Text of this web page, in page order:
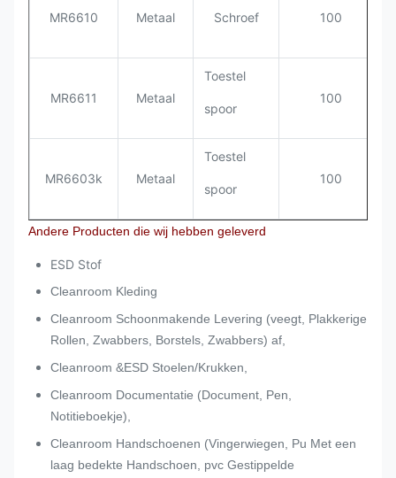
MR6610 Metaal Schroef 100
MR6611 Metaal
Toestel
spoor
100
MR6603k Metaal
Toestel
spoor
100
Andere Producten die wij hebben geleverd
ESD Stof
Cleanroom Kleding
Cleanroom Schoonmakende Levering (veegt, Plakkerige
Rollen, Zwabbers, Borstels, Zwabbers) af,
Cleanroom &ESD Stoelen/Krukken,
Cleanroom Documentatie (Document, Pen,
Notitieboekje),
Cleanroom Handschoenen (Vingerwiegen, Pu Met een
laag bedekte Handschoen, pvc Gestippelde